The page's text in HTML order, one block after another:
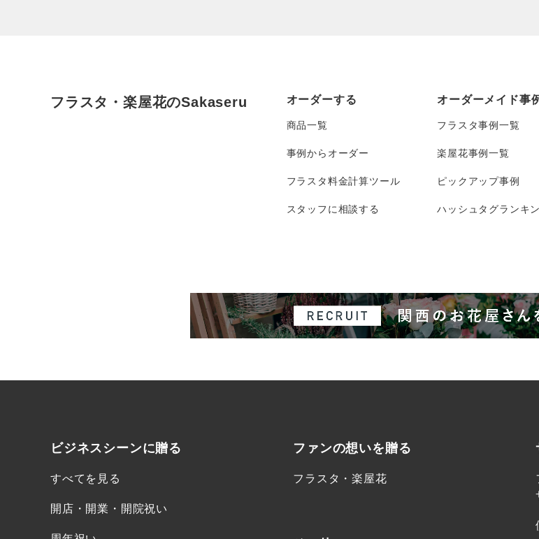
フラスタ・楽屋花のSakaseru オーダーする
商品一覧
事例からオーダー
フラスタ料金計算ツール
スタッフに相談する
オーダーメイド事
フラスタ事例一覧
楽屋花事例一覧
ピックアップ事例
ハッシュタグランキ
ビジネスシーンに贈る
すべてを見る
開店・開業・開院祝い
ファンの想いを贈る
フラスタ・楽屋花